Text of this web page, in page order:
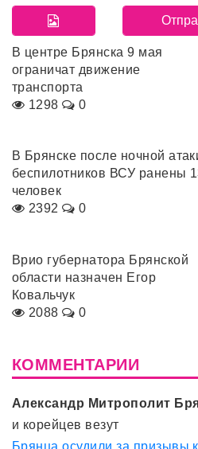
В центре Брянска 9 мая
ограничат движение
транспорта
1298
0
В Брянске после ночной
беспилотников ВСУ ранены
человек
2392
0
Врио губернатора Брянской
области назначен Егор
Ковальчук
2088
0
КОММЕНТАРИИ
Александр Митрополит
и корейцев везут
Брянца осудили за призывы